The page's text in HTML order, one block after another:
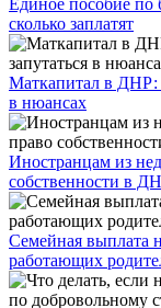
сколько заплатят
​Маткапитал в ДНР:
в нюансах
Иностранцам из
собственности в
Семейная выплата
работающих